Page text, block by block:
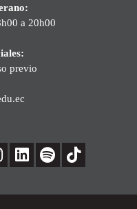
a 20h00
previo